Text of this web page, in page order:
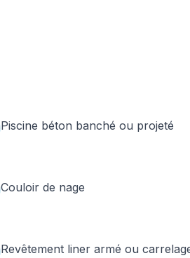
Piscine béton banché ou projeté
Couloir de nage
Revêtement liner armé ou